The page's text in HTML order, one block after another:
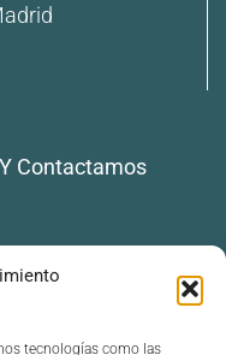
tecnologías como las
Contactamos